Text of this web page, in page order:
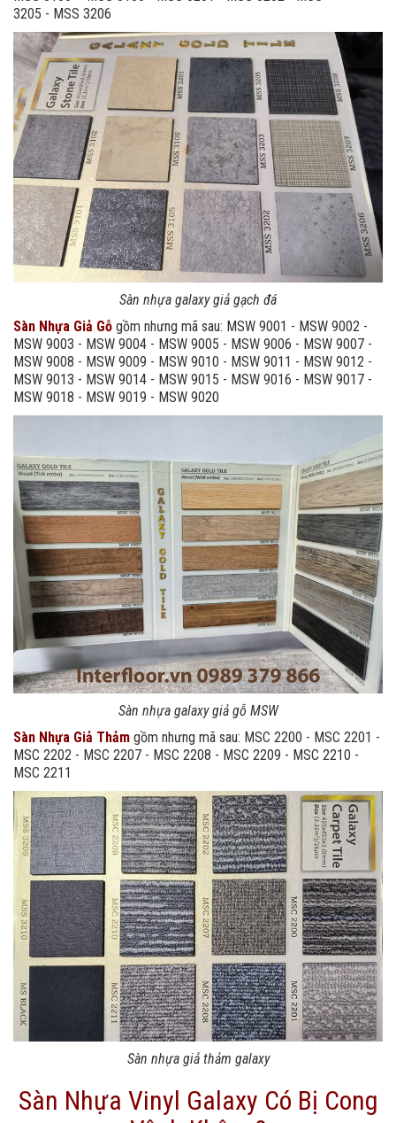
3205 - MSS 3206
Sàn nhựa galaxy giả gạch đá
Sàn Nhựa Giả Gỗ gồm nhưng mã sau: MSW 9001 - MSW 9002 -
MSW 9003 - MSW 9004 - MSW 9005 - MSW 9006 - MSW 9007 -
MSW 9008 - MSW 9009 - MSW 9010 - MSW 9011 - MSW 9012 -
MSW 9013 - MSW 9014 - MSW 9015 - MSW 9016 - MSW 9017 -
MSW 9018 - MSW 9019 - MSW 9020
Sàn nhựa galaxy giả gỗ MSW
Sàn Nhựa Giả Thảm gồm nhưng mã sau: MSC 2200 - MSC 2201 -
MSC 2202 - MSC 2207 - MSC 2208 - MSC 2209 - MSC 2210 -
MSC 2211
Sàn nhựa giả thảm galaxy
Sàn Nhựa Vinyl Galaxy Có Bị Cong